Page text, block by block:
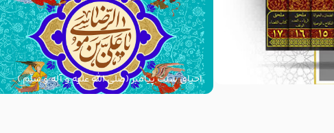
احیای سنت پیامبر (صلی الله علیه و آله و سلّم )